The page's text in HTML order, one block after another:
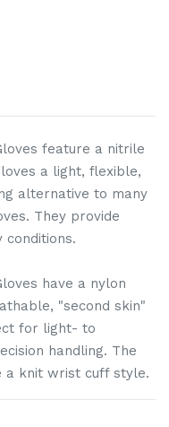
feature a nitrile
a light, flexible,
alternative to many
They provide
have a nylon
"second skin"
for light- to
handling. The
a knit wrist cuff style.